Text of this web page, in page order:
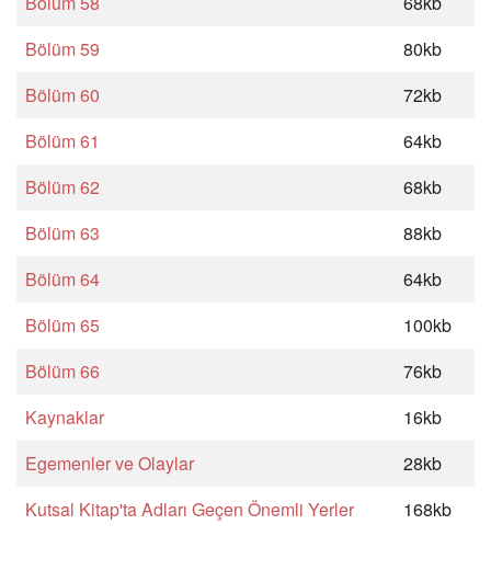
Bölüm 59
80kb
Bölüm 60
72kb
Bölüm 61
64kb
Bölüm 62
68kb
Bölüm 63
88kb
Bölüm 64
64kb
Bölüm 65
100kb
Bölüm 66
76kb
Kaynaklar
16kb
Egemenler ve Olaylar
28kb
Kutsal Kitap'ta Adları Geçen Önemli Yerler
168kb